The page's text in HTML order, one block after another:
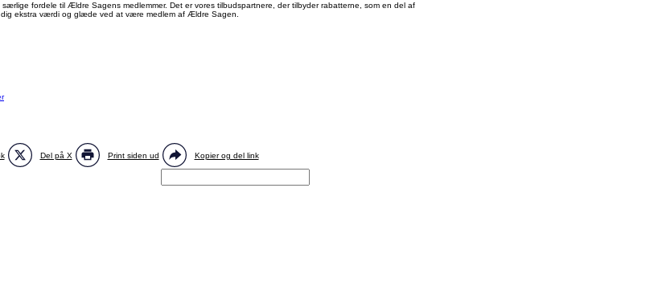
fordele til Ældre Sagens medlemmer. Det er vores tilbudspartnere, der tilbyder rabatterne, som en del af
ekstra værdi og glæde ved at være medlem af Ældre Sagen.
Del på X Print siden ud Kopier og del link